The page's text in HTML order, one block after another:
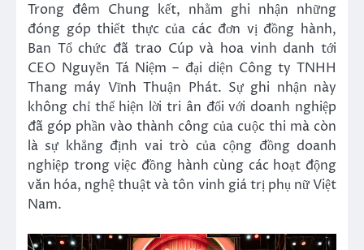
Trong đêm Chung kết, nhằm ghi nhận những
đóng góp thiết thực của các đơn vị đồng hành,
Ban Tổ chức đã trao Cúp và hoa vinh danh tới
CEO Nguyễn Tá Niệm – đại diện Công ty TNHH
Thang máy Vĩnh Thuận Phát. Sự ghi nhận này
không chỉ thể hiện lời tri ân đối với doanh nghiệp
đã góp phần vào thành công của cuộc thi mà còn
là sự khẳng định vai trò của cộng đồng doanh
nghiệp trong việc đồng hành cùng các hoạt động
văn hóa, nghệ thuật và tôn vinh giá trị phụ nữ Việt
Nam.